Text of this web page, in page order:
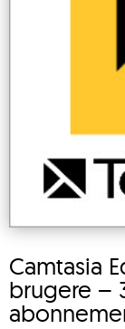
Camtasia
brugere –